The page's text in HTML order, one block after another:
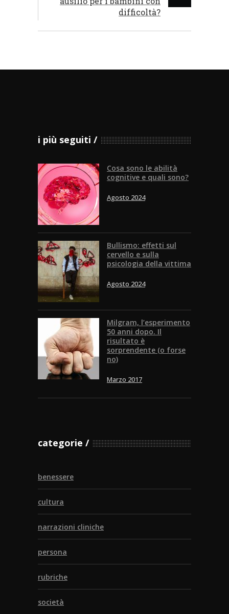
difficoltà?
i più seguiti
Cosa sono le abilità
cognitive e quali sono?
Agosto 2024
Bullismo: effetti sul
cervello e sulla
psicologia della vittima
Agosto 2024
Milgram, l’esperimento
50 anni dopo. Il
risultato è
sorprendente (o forse
no)
Marzo 2017
categorie
benessere
cultura
narrazioni cliniche
persona
rubriche
società